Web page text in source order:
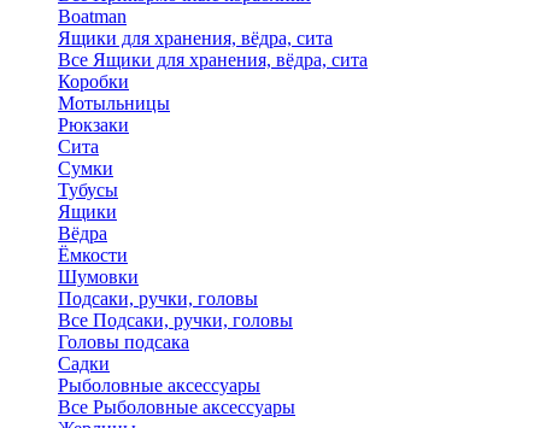
Boatman
Ящики для хранения, вёдра, сита
Все Ящики для хранения, вёдра, сита
Коробки
Мотыльницы
Рюкзаки
Сита
Сумки
Тубусы
Ящики
Вёдра
Ёмкости
Шумовки
Подсаки, ручки, головы
Все Подсаки, ручки, головы
Головы подсака
Садки
Рыболовные аксессуары
Все Рыболовные аксессуары